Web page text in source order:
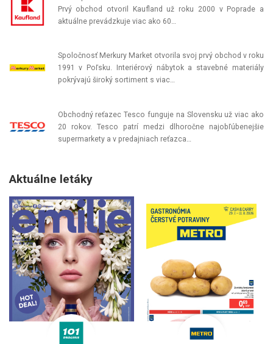
Prvý obchod otvoril Kaufland už roku 2000 v Poprade a
aktuálne prevádzkuje viac ako 60…
Spoločnosť Merkury Market otvorila svoj prvý obchod v roku
1991 v Poľsku. Interiérový nábytok a stavebné materiály
pokrývajú široký sortiment s viac…
Obchodný reťazec Tesco funguje na Slovensku už viac ako
20 rokov. Tesco patrí medzi dlhoročne najobľúbenejšie
supermarkety a v predajniach reťazca…
Aktuálne letáky